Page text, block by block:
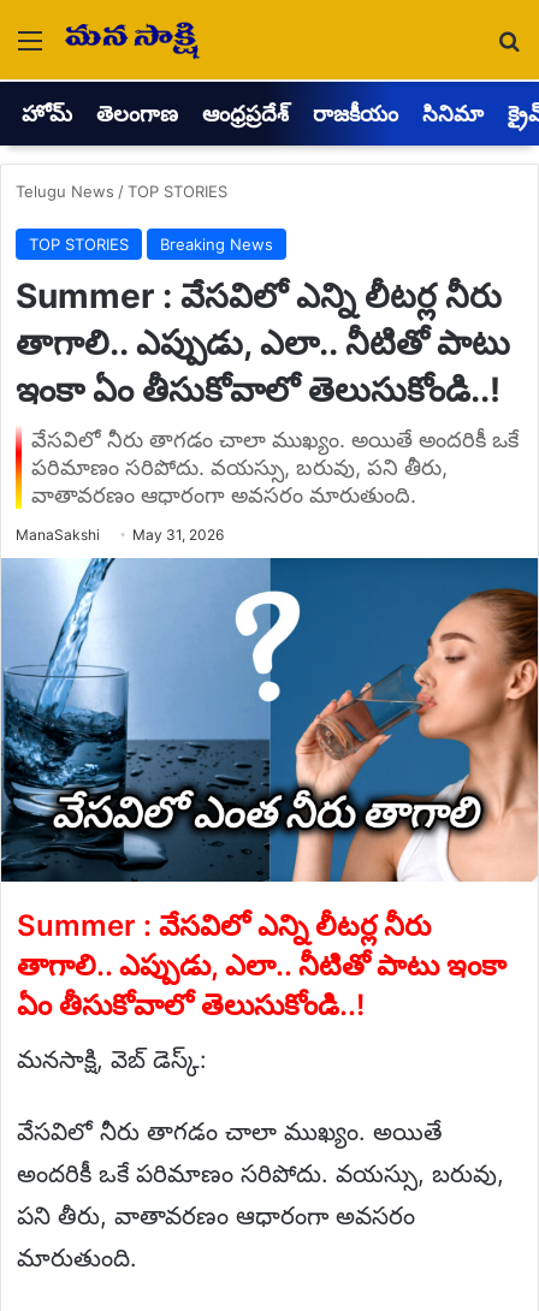
Menu
హోమ్ తెలంగాణ ఆంధ్రప్రదేశ్ రాజకీయం సినిమా
Telugu News /TOP STORIES
TOP STORIES Breaking News
Summer : వేసవిలో ఎన్ని లీటర్ల నీరు
తాగాలి.. ఎప్పుడు, ఎలా.. నీటితో పాటు
ఇంకా ఏం తీసుకోవాలో తెలుసుకోండి..!
వేసవిలో నీరు తాగడం చాలా ముఖ్యం. అయితే అందరికీ ఒకే
పరిమాణం సరిపోదు. వయస్సు, బరువు, పని తీరు,
వాతావరణం ఆధారంగా అవసరం మారుతుంది.
ManaSakshi Send
email
May 31, 2026
Summer : వేసవిలో ఎన్ని లీటర్ల నీరు
తాగాలి.. ఎప్పుడు, ఎలా.. నీటితో పాటు ఇంకా
ఏం తీసుకోవాలో తెలుసుకోండి..!
మనసాక్షి, వెబ్ డెస్క్:
వేసవిలో నీరు తాగడం చాలా ముఖ్యం. అయితే
అందరికీ ఒకే పరిమాణం సరిపోదు. వయస్సు, బరువు,
పని తీరు, వాతావరణం ఆధారంగా అవసరం
మారుతుంది.